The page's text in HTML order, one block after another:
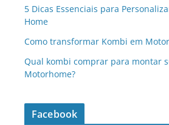
5 Dicas Essenciais para
Home
Como transformar Kombi em
Qual kombi comprar para montar
Motorhome?
Facebook